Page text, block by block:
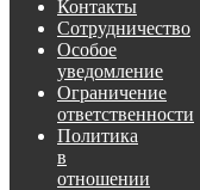
Контакты
Сотрудничество
Особое
уведомление
Ограничение
ответственности
Политика
в
отношении